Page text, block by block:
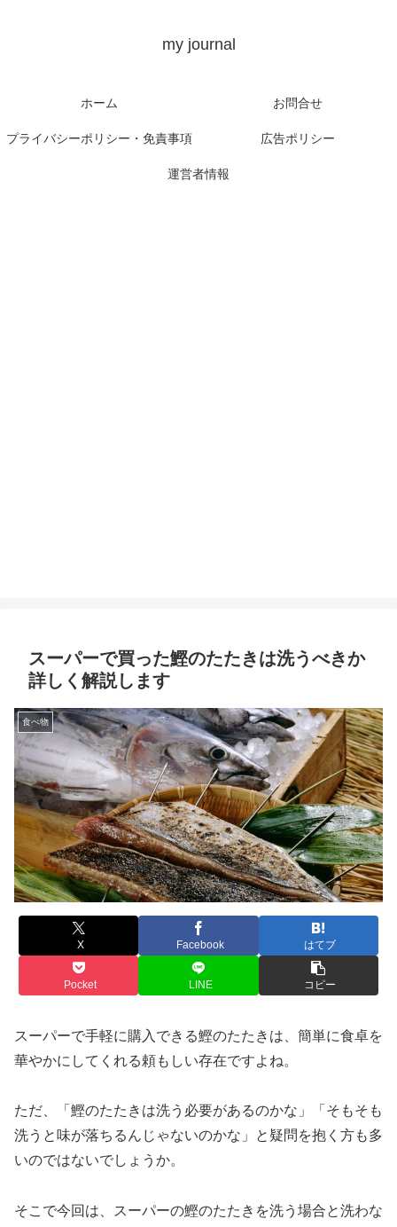
my journal
ホーム お問合せ
プライバシーポリシー・免責事項 広告ポリシー
運営者情報
スーパーで買った鰹のたたきは洗うべきか
詳しく解説します
食べ物
X Facebook はてブ
Pocket LINE コピー
スーパーで手軽に購入できる鰹のたたきは、簡単に食卓を
華やかにしてくれる頼もしい存在ですよね。
ただ、「鰹のたたきは洗う必要があるのかな」「そもそも
洗うと味が落ちるんじゃないのかな」と疑問を抱く方も多
いのではないでしょうか。
そこで今回は、スーパーの鰹のたたきを洗う場合と洗わな